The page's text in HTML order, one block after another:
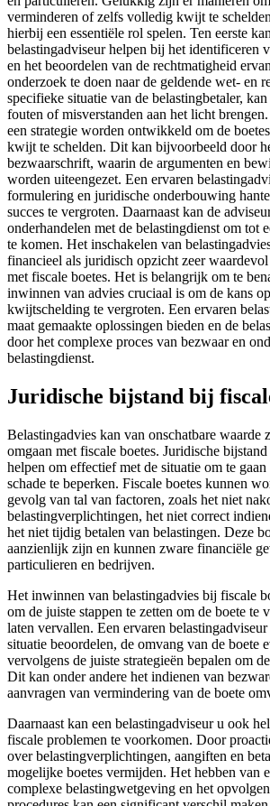
verminderen of zelfs volledig kwijt te
hierbij een essentiële rol spelen. Ten eerste
belastingadviseur helpen bij het identificeren
en het beoordelen van de rechtmatigheid
onderzoek te doen naar de geldende wet- en
specifieke situatie van de belastingbetaler,
fouten of misverstanden aan het licht
een strategie worden ontwikkeld om de
kwijt te schelden. Dit kan bijvoorbeeld door
bezwaarschrift, waarin de argumenten en
worden uiteengezet. Een ervaren
formulering en juridische onderbouwing
succes te vergroten. Daarnaast kan de
onderhandelen met de belastingdienst om tot
te komen. Het inschakelen van
financieel als juridisch opzicht zeer
met fiscale boetes. Het is belangrijk om te
inwinnen van advies cruciaal is om de kans
kwijtschelding te vergroten. Een ervaren
maat gemaakte oplossingen bieden en de
door het complexe proces van bezwaar en
belastingdienst.
Juridische bijstand bij
Belastingadvies kan van onschatbare waarde
omgaan met fiscale boetes. Juridische
helpen om effectief met de situatie om te
schade te beperken. Fiscale boetes kunnen
gevolg van tal van factoren, zoals het niet
belastingverplichtingen, het niet correct
het niet tijdig betalen van belastingen. Deze
aanzienlijk zijn en kunnen zware financiële
particulieren en bedrijven.
Het inwinnen van belastingadvies bij fiscale
om de juiste stappen te zetten om de boete te
laten vervallen. Een ervaren
situatie beoordelen, de omvang van de boete
vervolgens de juiste strategieën bepalen om
Dit kan onder andere het indienen van
aanvragen van vermindering van de boete
Daarnaast kan een belastingadviseur u ook
fiscale problemen te voorkomen. Door
over belastingverplichtingen, aangiften en
mogelijke boetes vermijden. Het hebben van
complexe belastingwetgeving en het